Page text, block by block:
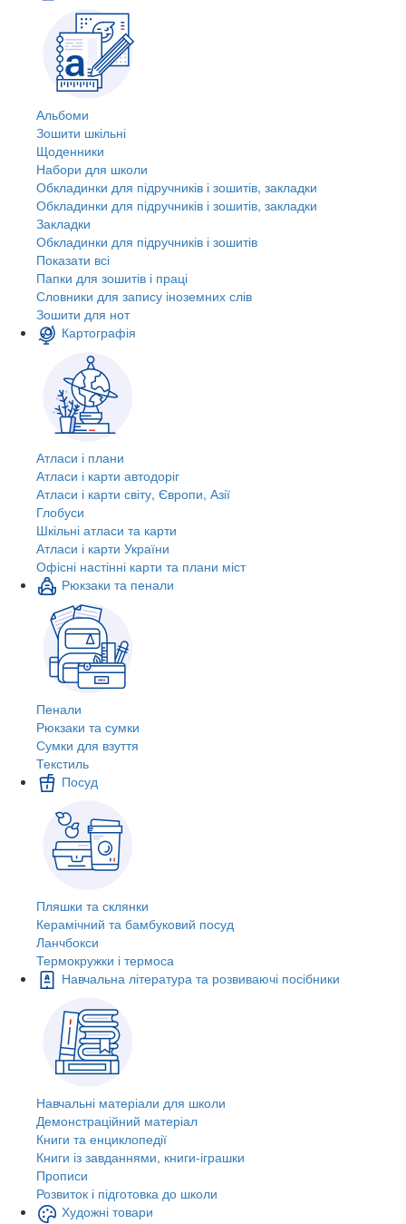
Альбоми
Зошити шкільні
Щоденники
Набори для школи
Обкладинки для підручників і зошитів, закладки
Обкладинки для підручників і зошитів, закладки
Закладки
Обкладинки для підручників і зошитів
Показати всі
Папки для зошитів і праці
Словники для запису іноземних слів
Зошити для нот
Картографія
Атласи і плани
Атласи і карти автодоріг
Атласи і карти світу, Європи, Азії
Глобуси
Шкільні атласи та карти
Атласи і карти України
Офісні настінні карти та плани міст
Рюкзаки та пенали
Пенали
Рюкзаки та сумки
Сумки для взуття
Текстиль
Посуд
Пляшки та склянки
Керамічний та бамбуковий посуд
Ланчбокси
Термокружки і термоса
Навчальна література та розвиваючі посібники
Навчальні матеріали для школи
Демонстраційний матеріал
Книги та енциклопедії
Книги із завданнями, книги-іграшки
Прописи
Розвиток і підготовка до школи
Художні товари